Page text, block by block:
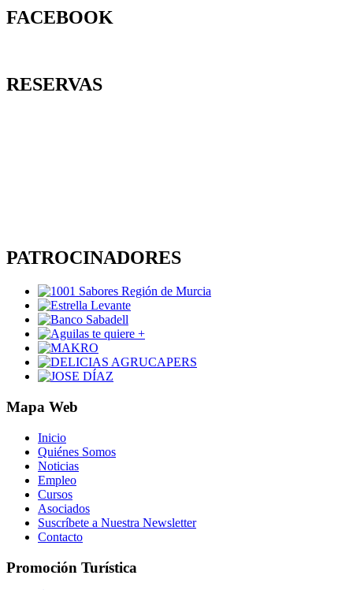
FACEBOOK
RESERVAS
PATROCINADORES
Mapa Web
Inicio
Quiénes Somos
Noticias
Empleo
Cursos
Asociados
Suscríbete a Nuestra Newsletter
Contacto
Promoción Turística